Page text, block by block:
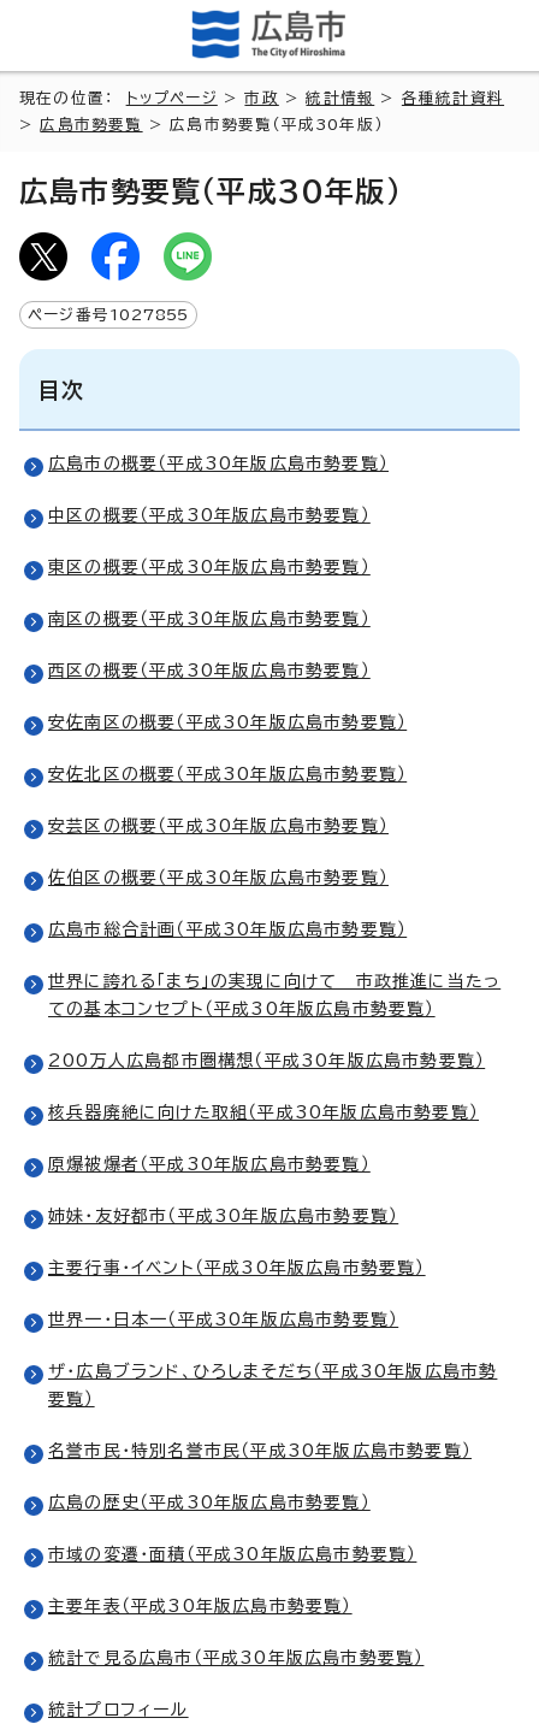
現在の位置： トップページ >市政 >統計情報 > 各種統計資料
>広島市勢要覧 > 広島市勢要覧（平成30年版）
広島市勢要覧（平成30年版）
ページ番号 1027855
目次
広島市の概要（平成30年版広島市勢要覧）
中区の概要（平成30年版広島市勢要覧）
東区の概要（平成30年版広島市勢要覧）
南区の概要（平成30年版広島市勢要覧）
西区の概要（平成30年版広島市勢要覧）
安佐南区の概要（平成30年版広島市勢要覧）
安佐北区の概要（平成30年版広島市勢要覧）
安芸区の概要（平成30年版広島市勢要覧）
佐伯区の概要（平成30年版広島市勢要覧）
広島市総合計画（平成30年版広島市勢要覧）
世界に誇れる「まち」の実現に向けて 市政推進に当たっ
ての基本コンセプト（平成30年版広島市勢要覧）
200万人広島都市圏構想（平成30年版広島市勢要覧）
核兵器廃絶に向けた取組（平成30年版広島市勢要覧）
原爆被爆者（平成30年版広島市勢要覧）
姉妹・友好都市（平成30年版広島市勢要覧）
主要行事・イベント（平成30年版広島市勢要覧）
世界一・日本一（平成30年版広島市勢要覧）
ザ・広島ブランド、ひろしまそだち（平成30年版広島市勢
要覧）
名誉市民・特別名誉市民（平成30年版広島市勢要覧）
広島の歴史（平成30年版広島市勢要覧）
市域の変遷・面積（平成30年版広島市勢要覧）
主要年表（平成30年版広島市勢要覧）
統計で見る広島市（平成30年版広島市勢要覧）
統計プロフィール